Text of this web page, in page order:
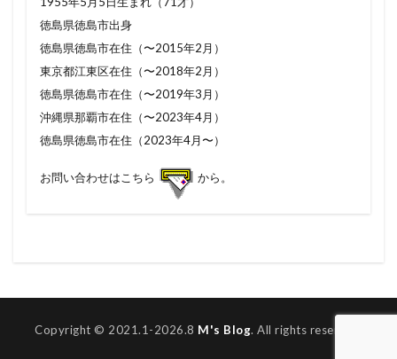
徳島県徳島市出身
徳島県徳島市在住（〜2015年2月）
東京都江東区在住（〜2018年2月）
徳島県徳島市在住（〜2019年3月）
沖縄県那覇市在住（〜2023年4月）
徳島県徳島市在住（2023年4月〜）
お問い合わせはこちら から。
Copyright © 2021.1-2026.8 M's Blog. All rights reserved.